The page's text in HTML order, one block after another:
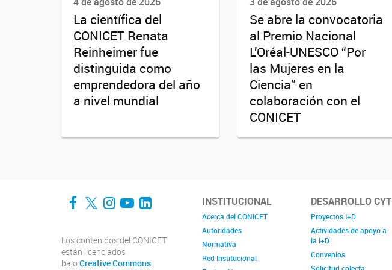
La científica del
CONICET Renata
Reinheimer fue
distinguida como
emprendedora del año
a nivel mundial
Se abre la convocatoria
al Premio Nacional
L’Oréal-UNESCO “Por
las Mujeres en la
Ciencia” en
colaboración con el
CONICET
Facebook
Twitter
Instagram
YouTube
LinkedIn
Los contenidos del CONICET
están licenciados
bajo Creative Commons
INSTITUCIONAL
Acerca del CONICET
Autoridades
Normativa
Red Institucional
DESARROLLO CYT
Proyectos I+D
Actividades de apoyo a
la I+D
Convenios